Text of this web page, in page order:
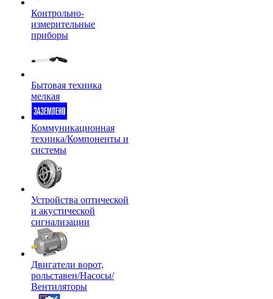
Контрольно-
измерительные
приборы
Бытовая техника
мелкая
Коммуникационная
техника/Компоненты и
системы
Устройства оптической
и акустической
сигнализации
Двигатели ворот,
рольставен/Насосы/
Вентиляторы